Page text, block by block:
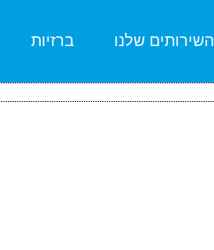
השירותים שלנו ברזיות